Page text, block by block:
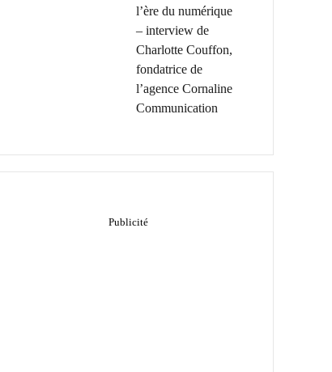
l’ère du numérique
– interview de
Charlotte Couffon,
fondatrice de
l’agence Cornaline
Communication